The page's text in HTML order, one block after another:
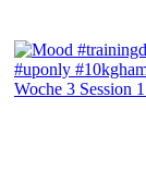
Woche 3 Session